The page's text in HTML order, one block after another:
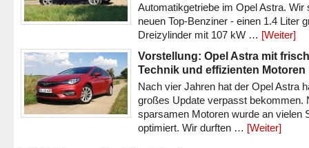
Automatikgetriebe im Opel Astra. Wir
neuen Top-Benziner - einen 1.4 Liter
Dreizylinder mit 107 kW … [Weiter]
Vorstellung: Opel Astra mit
Technik und effizienten Motoren
Nach vier Jahren hat der Opel Astra
großes Update verpasst bekommen.
sparsamen Motoren wurde an vielen
optimiert. Wir durften … [Weiter]